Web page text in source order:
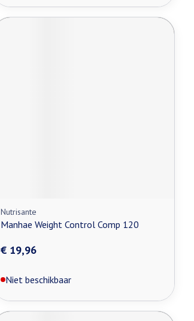
Nutrisante
Manhae Weight Control Comp 120
€ 19,96
Niet beschikbaar